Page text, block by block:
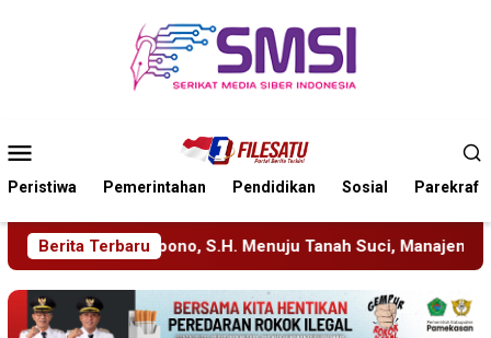
Mobile
Peristiwa Pemerintahan Pendidikan Sosial Parekraf
Berita Terbaru
Tanah Suci, Manajemen Pastikan Pelayanan Berita